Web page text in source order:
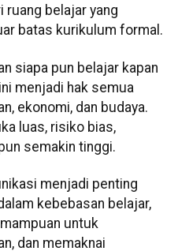
belajar yang
batas kurikulum formal.
siapa pun belajar kapan
menjadi hak semua
ekonomi, dan budaya.
luas, risiko bias,
semakin tinggi.
menjadi penting
kebebasan belajar,
untuk
dan memaknai